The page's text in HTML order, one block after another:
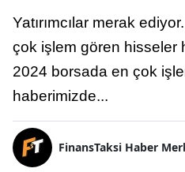
Yatırımcılar merak
çok işlem gören hisseler
2024 borsada en çok
haberimizde...
FinansTaksi Haber